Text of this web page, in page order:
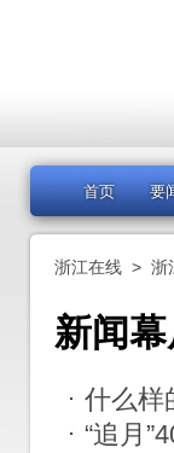
首页 要
浙江在线 > 浙
新闻
什么样
“追月